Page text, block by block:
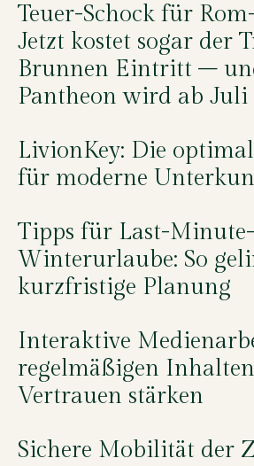
Teuer-Schock für
Jetzt kostet sogar der
Brunnen Eintritt –
Pantheon wird ab
LivionKey: Die
für moderne
Tipps für Last-Minute-
Winterurlaube: So
kurzfristige Planung
Interaktive
regelmäßigen
Vertrauen stärken
Sichere Mobilität der